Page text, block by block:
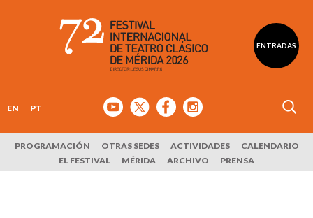
ENTRADAS
EN PT
PROGRAMACIÓN OTRAS SEDES ACTIVIDADES
CALENDARIO
EL FESTIVAL
MÉRIDA ARCHIVO PRENSA